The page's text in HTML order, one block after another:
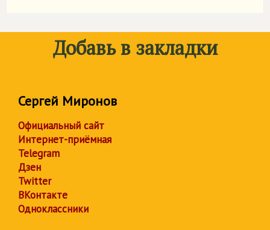
Добавь в закладки
Сергей Миронов
Официальный сайт
Интернет-приёмная
Telegram
Дзен
Twitter
ВКонтакте
Одноклассники